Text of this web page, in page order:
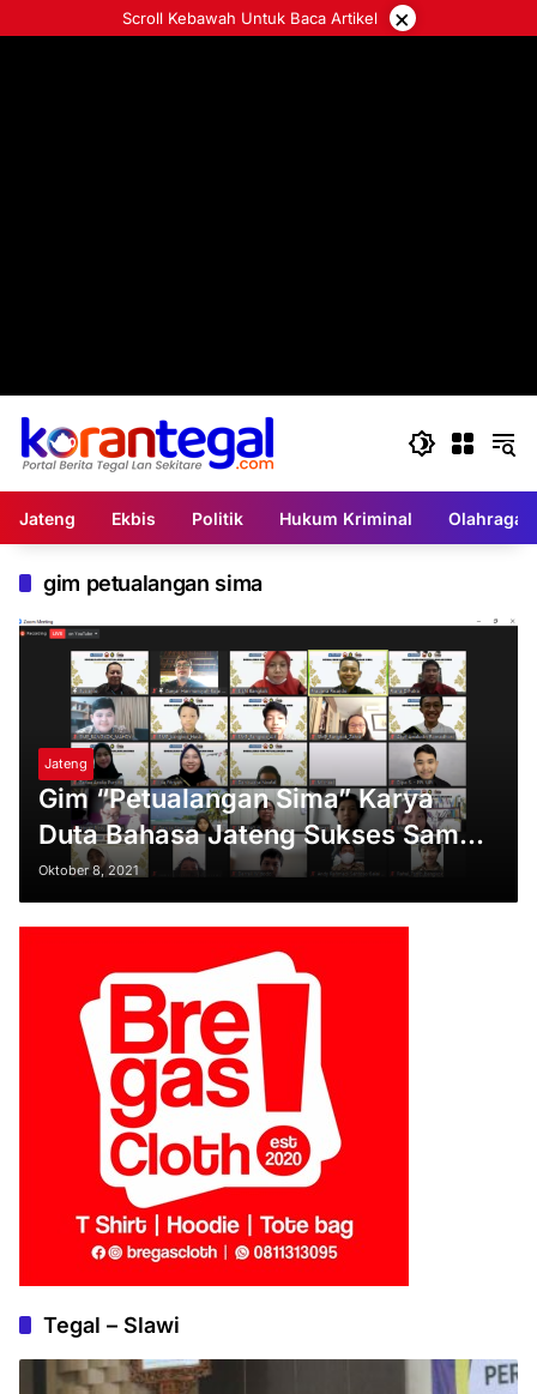
ke
Scroll Kebawah Untuk Baca Artikel ×
Jateng Ekbis Politik Hukum Kriminal Olahraga
gim petualangan sima
Jateng
Gim “Petualangan Sima” Karya
Duta Bahasa Jateng Sukses Sampai
Thailand
Oktober 8, 2021
Tegal – Slawi